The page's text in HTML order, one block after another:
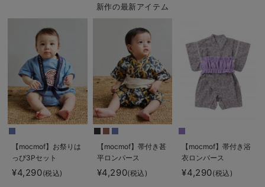
新作の最新アイテム
【mocmof】お祭りは
っぴ3Pセット
¥4,290(税込)
【mocmof】帯付き甚
平ロンパース
¥4,290(税込)
【mocmof】帯付き浴
衣ロンパース
¥4,290(税込)